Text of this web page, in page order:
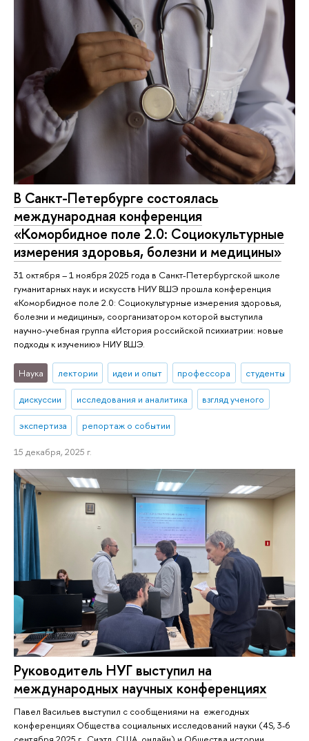
В Санкт-Петербурге состоялась
международная конференция
«Коморбидное поле 2.0: Социокультурные
измерения здоровья, болезни и медицины»
31 октября – 1 ноября 2025 года в Санкт-Петербургской школе
гуманитарных наук и искусств НИУ ВШЭ прошла конференция
«Коморбидное поле 2.0: Социокультурные измерения здоровья,
болезни и медицины», соорганизатором которой выступила
научно-учебная группа «История российской психиатрии: новые
подходы к изучению» НИУ ВШЭ.
Наука лектории идеи и опыт профессора студенты
дискуссии исследования и аналитика взгляд ученого
экспертиза репортаж о событии
15 декабря, 2025 г.
Руководитель НУГ выступил на
международных научных конференциях
Павел Васильев выступил с сообщениями на ежегодных
конференциях Общества социальных исследований науки (4S, 3-6